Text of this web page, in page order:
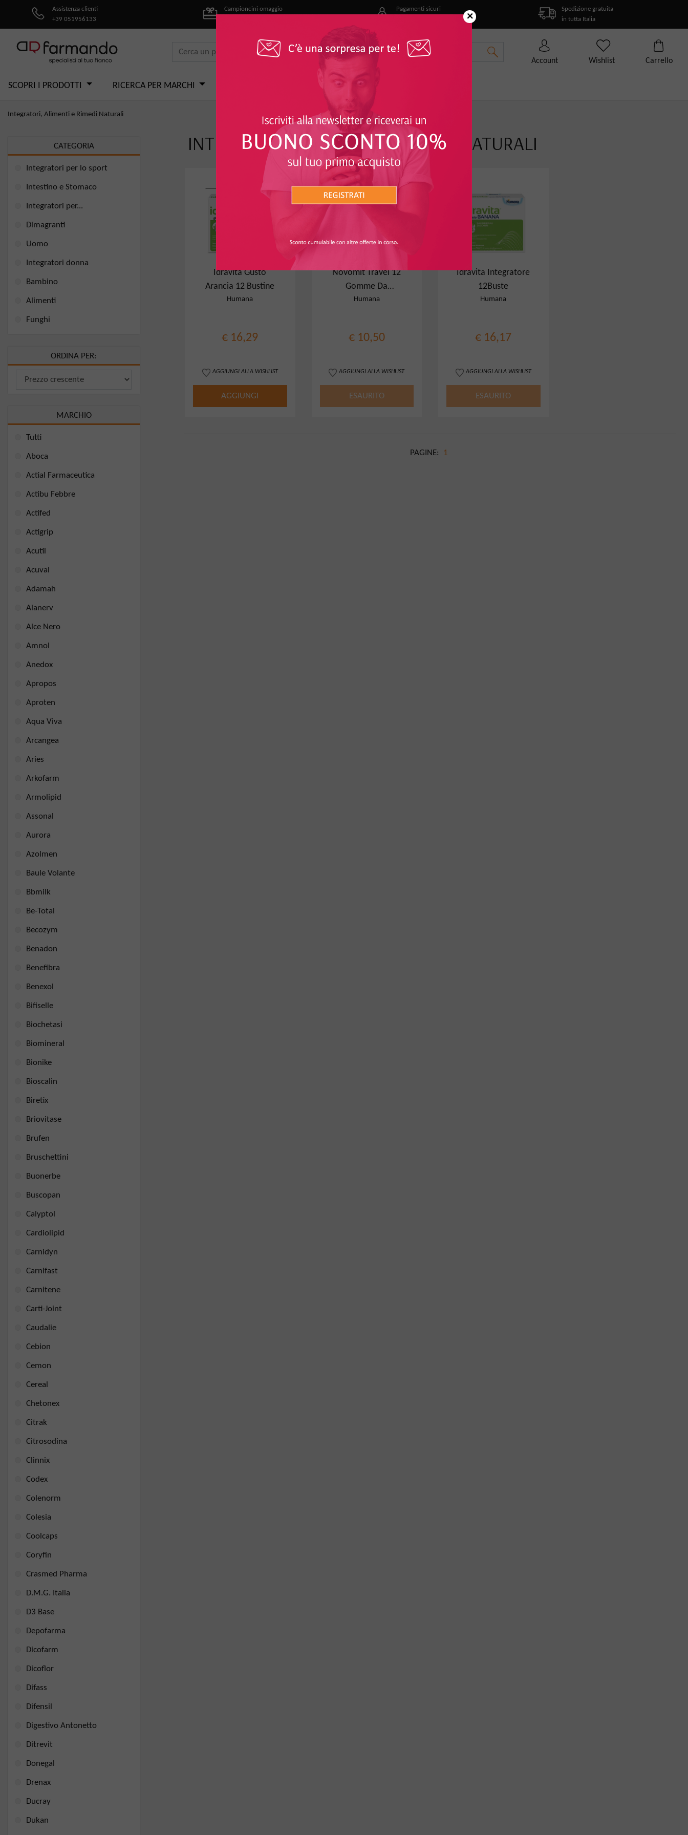
Assistenza clienti
+39 051956133
Campioncini omaggio
Pagamenti sicuri
Spedizione gratuita
in tutta Italia
Account Wishlist Carrello
SCOPRI I PRODOTTI RICERCA PER MARCHI PROTEGGITI SOLARI
Integratori, Alimenti e Rimedi Naturali
CATEGORIA
Integratori per lo sport
Intestino e Stomaco
Integratori per...
Dimagranti
Uomo
Integratori donna
Bambino
Alimenti
Funghi
ORDINA PER:
MARCHIO
Tutti
Aboca
Actial Farmaceutica
Actibu Febbre
Actifed
Actigrip
Acutil
Acuval
Adamah
Alanerv
Alce Nero
Amnol
Anedox
Apropos
Aproten
Aqua Viva
Arcangea
Aries
Arkofarm
Armolipid
Assonal
Aurora
Azolmen
Baule Volante
Bbmilk
Be-Total
Becozym
Benadon
Benefibra
Benexol
Bifiselle
Biochetasi
Biomineral
Bionike
Bioscalin
Biretix
Briovitase
Brufen
Bruschettini
Buonerbe
Buscopan
Calyptol
Cardiolipid
Carnidyn
Carnifast
Carnitene
Carti-Joint
Caudalie
Cebion
Cemon
Cereal
Chetonex
Citrak
Citrosodina
Clinnix
Codex
Colenorm
Colesia
Coolcaps
Coryfin
Crasmed Pharma
D.M.G. Italia
D3 Base
Depofarma
Dicofarm
Dicoflor
Difass
Difensil
Digestivo Antonetto
Ditrevit
Donegal
Drenax
Ducray
Dukan
INTEGRATORI, ALIMENTI E RIMEDI NATURALI
Idravita Gusto
Arancia 12 Bustine
Humana
€ 16,29
AGGIUNGI ALLA WISHLIST
AGGIUNGI
Novomit Travel 12
Gomme Da
Masticare Gusto
Humana
€ 10,50
AGGIUNGI ALLA WISHLIST
ESAURITO
Idravita Integratore
12Buste
Humana
€ 16,17
AGGIUNGI ALLA WISHLIST
ESAURITO
PAGINE: 1
×